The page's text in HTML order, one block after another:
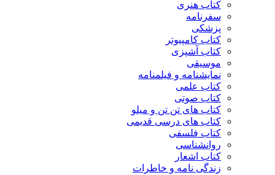
کتاب هنری
سفرنامه
پزشکی
کتاب کامپیوتر
کتاب آشپزی
موسیقی
نمایشنامه و فیلمنامه
کتاب علمی
کتاب صوتی
کتاب های تن تن و میلو
کتاب های درسی قدیمی
کتاب فلسفی
روانشناسی
کتاب اشعار
زندگی نامه و خاطرات